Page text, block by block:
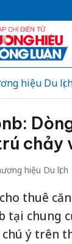
hiệu Du
chảy
hiệu Du lịch
thuê
tại chung
chú ý trên